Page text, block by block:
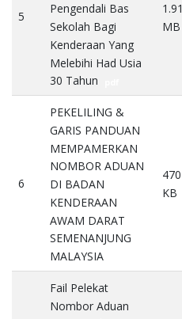
5
Pengendali Bas
Sekolah Bagi
Kenderaan Yang
Melebihi Had Usia
30 Tahun
1.91
MB
6
PEKELILING &
GARIS PANDUAN
MEMPAMERKAN
NOMBOR ADUAN
DI BADAN
KENDERAAN
AWAM DARAT
SEMENANJUNG
MALAYSIA
470
KB
Fail Pelekat
Nombor Aduan